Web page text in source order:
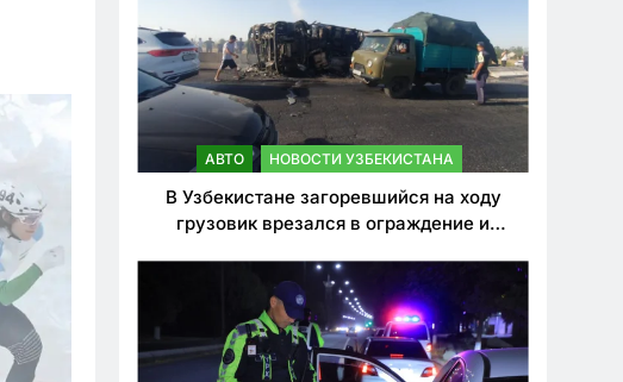
АВТО НОВОСТИ УЗБЕКИСТАНА
В Узбекистане загоревшийся на ходу
грузовик врезался в ограждение и